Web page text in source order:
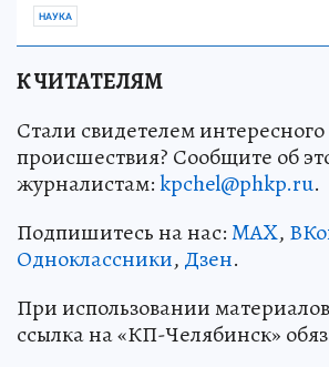
НАУКА
К ЧИТАТЕЛЯМ
Стали свидетелем
происшествия? Сообщите об
журналистам:kpchel@phkp.ru.
Подпишитесь на нас:MAX,
Одноклассники, Дзен.
При использовании
ссылка на «КП-Челябинск»